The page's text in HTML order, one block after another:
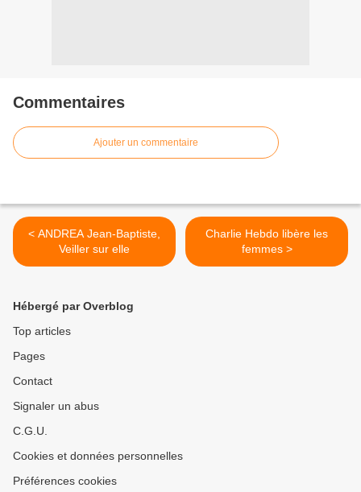
Commentaires
Ajouter un commentaire
< ANDREA Jean-Baptiste,
Veiller sur elle
Charlie Hebdo libère les
femmes >
Hébergé par Overblog
Top articles
Pages
Contact
Signaler un abus
C.G.U.
Cookies et données personnelles
Préférences cookies